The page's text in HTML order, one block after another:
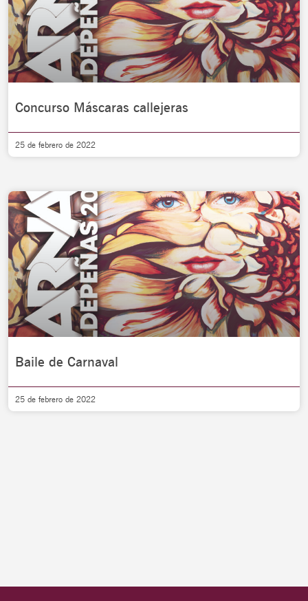
Concurso Máscaras callejeras
25 de febrero de 2022
Baile de Carnaval
25 de febrero de 2022